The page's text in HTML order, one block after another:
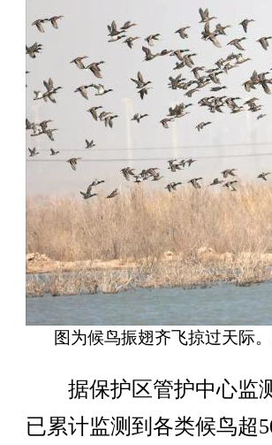
图为候鸟振翅齐飞掠过天际
据保护区管护中心监
已累计监测到各类候鸟超